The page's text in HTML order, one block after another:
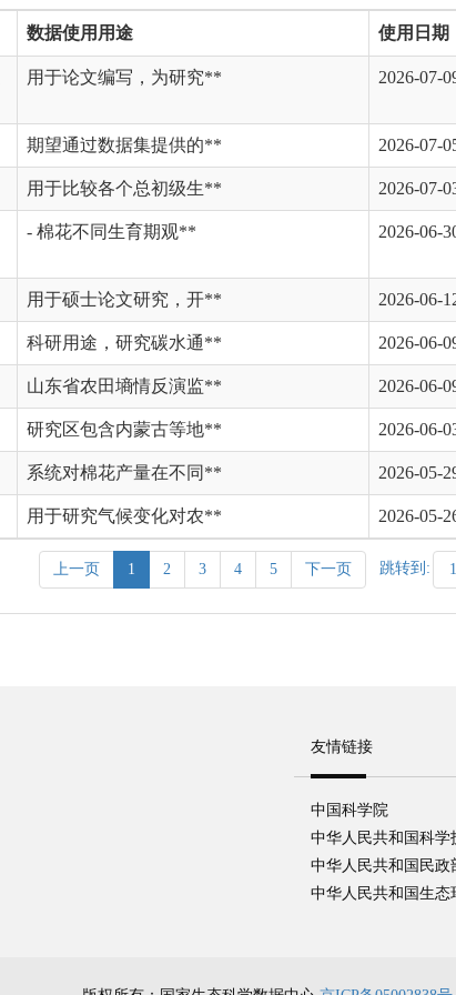
数据使用用途 使用日期
用于论文编写，为研究** 2026-07-
期望通过数据集提供的** 2026-07-
用于比较各个总初级生** 2026-07-
- 棉花不同生育期观** 2026-06-
用于硕士论文研究，开** 2026-06-
科研用途，研究碳水通** 2026-06-
山东省农田墒情反演监** 2026-06-
研究区包含内蒙古等地** 2026-06-
系统对棉花产量在不同** 2026-05-
用于研究气候变化对农** 2026-05-
上一页 1 2 3 4 5 下一页 跳转到:
友情链接
中国科学院
中华人民共和国科学
中华人民共和国民政
中华人民共和国生态